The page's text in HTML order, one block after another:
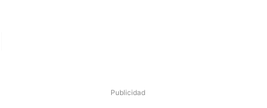
Publicidad